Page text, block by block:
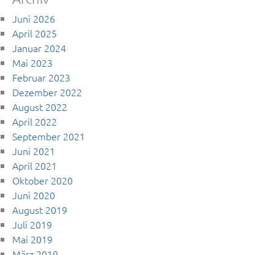
Juni 2026
April 2025
Januar 2024
Mai 2023
Februar 2023
Dezember 2022
August 2022
April 2022
September 2021
Juni 2021
April 2021
Oktober 2020
Juni 2020
August 2019
Juli 2019
Mai 2019